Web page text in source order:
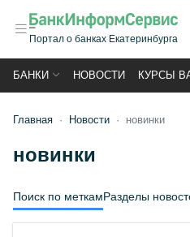
Портал о банках Екатеринбурга
БАНКИ НОВОСТИ КУРСЫ
Главная Новости новинки
новинки
Поиск по меткамРазделы